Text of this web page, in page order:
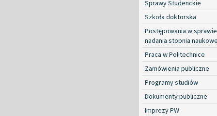
Sprawy Studenckie
Szkoła doktorska
Postępowania w sprawie
nadania stopnia
Praca w Politechnice
Zamówienia publiczne
Programy studiów
Dokumenty publiczne
Imprezy PW